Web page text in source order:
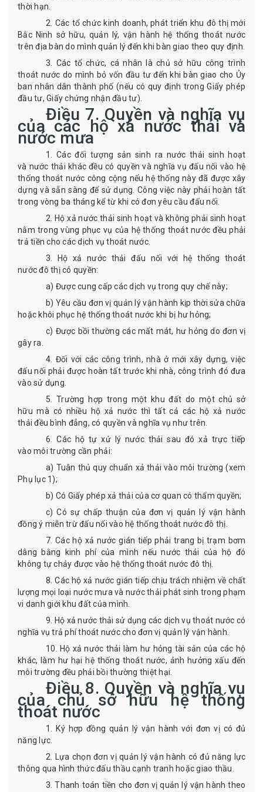
thời hạn.
2. Các tổ chức kinh doanh, phát triển khu đô thị mới
Bắc Ninh sở hữu, quản lý, vận hành hệ thống thoát nước
trên địa bàn do mình quản lý đến khi bàn giao theo quy định.
3. Các tổ chức, cá nhân là chủ sở hữu công trình
thoát nước do mình bỏ vốn đầu tư đến khi bàn giao cho Ủy
ban nhân dân thành phố (nếu có quy định trong Giấy phép
đầu tư, Giấy chứng nhận đầu tư).
Điều 7. Quyền và nghĩa vụ
của các hộ xả nước thải và
nước mưa
1.Cácđối tượng sản sinh ra nước thải sinh hoạt
và nước thải khác đều có quyền và nghĩa vụ đấu nối vào hệ
thống thoát nước công cộng nếu hệ thống này đã được xây
dựng và sẵn sàng để sử dụng. Công việc này phải hoàn tất
trong vòng ba tháng kể từ khi có đơn yêu cầu đấu nối.
2
Hộ xả nước thải sinh hoạt và không phải sinh hoạt
nằm trong vùng phục vụ của hệ thống thoát nước đều phải
trả tiền cho các dịch vụ thoát nước.
3
Hộ xả nước thải đấu nối với hệ thống thoát
nướcđô thịcó quyền:
a) Được cung cấp các dịch vụ trong quy chế này;
b) Yêu cầu đơn vị quản lý vận hành kịp thời sửa chữa
hoặc khôi phục hệ thống thoát nước khi bị hư hỏng;
c) Được bồi thường các mất mát, hư hỏng do đơn vị
gây ra.
4 . Đối với các công trình, nhà ở mới xây dựng, việc
đấu nối phải được hoàn tất trước khi nhà, công trình đó đưa
vào sử dụng.
5. Trường hợp trong một khu đất do một chủ sở
hữu mà có nhiều hộ xả nước thì tất cả các hộ xả nước
thải đều bình đẳng, có quyền và nghĩa vụ như trên.
6. Các hộ tự xử lý nước thải sau đó xả trực tiếp
vào môi trường cần phải:
a) Tuân thủquy chuẩn xả thải vào môi trường (xem
Phụ lục 1);
b) Có Giấy phép xả thải của cơ quan có thẩm quyền;
c)Có sựchấp thuận của đơn vị quản lý vận hành
đồng ý miễn trừ đấu nối vào hệ thống thoát nướcđô thị.
7.Các hộ xả nước gián tiếp phải trang bị trạm bơm
dâng bằng kinh phí của mình nếunước thải của hộ đó
không tự chảy được vào hệ thống thoát nước đô thị.
8. Các hộ xả nước gián tiếp chịu trách nhiệmvề chất
lượng mọi loại nước mưa và nước thải phát sinh trong phạm
vi danh giới khu đấtcủa mình
9
Hộ xả nước thải sử dụng các dịch vụ thoát nước có
nghĩa vụ trả phí thoát nước cho đơn vị quản lý vận hành.
10.
Hộ xả nước thải làm hư hỏng tài sản của các hộ
khác, làm hư hại hệ thống thoát nước, ảnh hưởng xấu đến
môi trường đều phải bồi thường thiệt hại
Điều 8. Quyền và nghĩa vụ
của chủ sở hữu hệ thống
thoát nước
1. Ký hợp đồng quản lý vận hành với đơn vị có đủ
năng lực.
2.
ựa chọn đơn vị quản lý vận hành có đủ năng lực
thông qua hình thứcđấu thầu cạnh tranh hoặc giao thầu.
3.Thanh toán tiền cho đơn vị quản lý vận hành theo